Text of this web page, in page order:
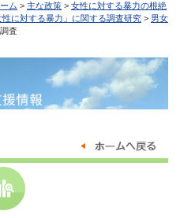
ム > 主な政策 > 女性に対する暴力の根絶
性に対する暴力」に関する調査研究 > 男女
査